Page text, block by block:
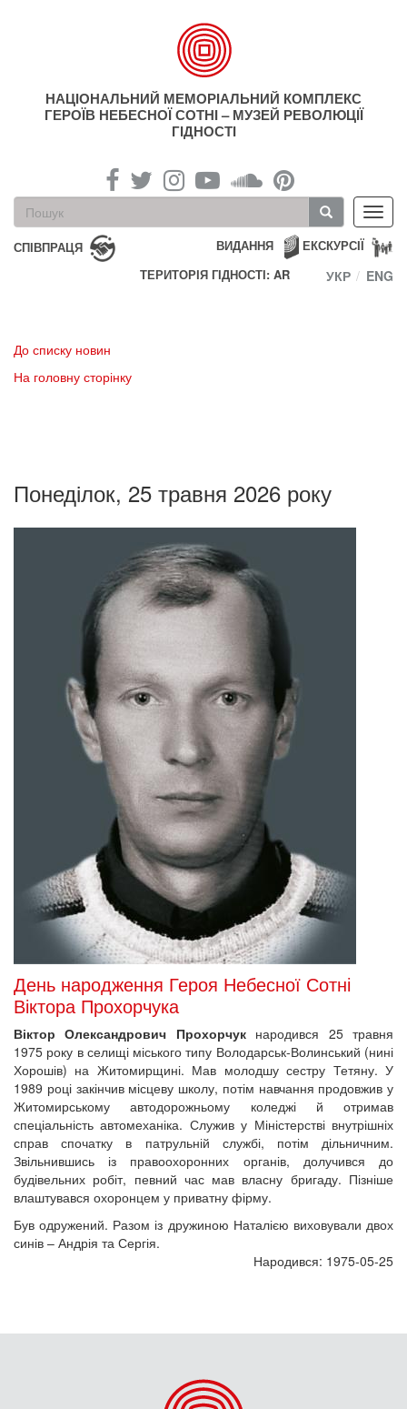
НАЦІОНАЛЬНИЙ МЕМОРІАЛЬНИЙ КОМПЛЕКС
ГЕРОЇВ НЕБЕСНОЇ СОТНІ – МУЗЕЙ РЕВОЛЮЦІЇ
ГІДНОСТІ
Пошукова
форма
Пошук
СПІВПРАЦЯ ЕКСКУРСІЇ
ВИДАННЯ
ТЕРИТОРІЯ ГІДНОСТІ: AR
УКР ENG
До списку новин
На головну сторінку
Понеділок, 25 травня 2026 року
День народження Героя Небесної Сотні
Віктора Прохорчука
Віктор Олександрович Прохорчук народився 25 травня
1975 року в селищі міського типу Володарськ-Волинський (нині
Хорошів) на Житомирщині. Мав молодшу сестру Тетяну. У
1989 році закінчив місцеву школу, потім навчання продовжив у
Житомирському автодорожньому коледжі й отримав
спеціальність автомеханіка. Служив у Міністерстві внутрішніх
справ спочатку в патрульній службі, потім дільничним.
Звільнившись із правоохоронних органів, долучився до
будівельних робіт, певний час мав власну бригаду. Пізніше
влаштувався охоронцем у приватну фірму.
Був одружений. Разом із дружиною Наталією виховували двох
синів – Андрія та Сергія.
Народився: 1975-05-25